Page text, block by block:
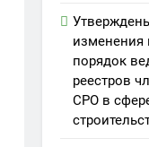
изменения
порядок
реестров
СРО в